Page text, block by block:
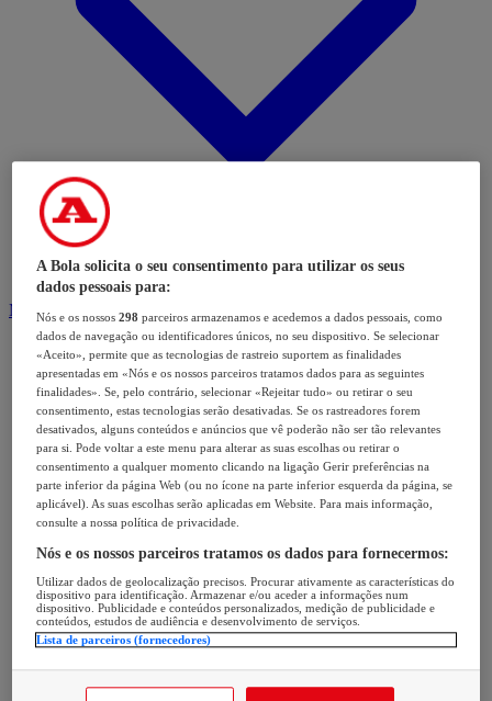
Modalidades
A Bola solicita o seu consentimento para utilizar os seus
dados pessoais para:
Nós e os nossos298 parceiros armazenamos e acedemos a dados pessoais, como
dados de navegação ou identificadores únicos, no seu dispositivo. Se selecionar
«Aceito», permite que as tecnologias de rastreio suportem as finalidades
apresentadas em «Nós e os nossos parceiros tratamos dados para as seguintes
finalidades». Se, pelo contrário, selecionar «Rejeitar tudo» ou retirar o seu
consentimento, estas tecnologias serão desativadas. Se os rastreadores forem
desativados, alguns conteúdos e anúncios que vê poderão não ser tão relevantes
para si. Pode voltar a este menu para alterar as suas escolhas ou retirar o
consentimento a qualquer momento clicando na ligação Gerir preferências na
parte inferior da página Web (ou no ícone na parte inferior esquerda da página, se
aplicável). As suas escolhas serão aplicadas em Website. Para mais informação,
consulte a nossa política de privacidade.
Nós e os nossos parceiros tratamos os dados para fornecermos:
Utilizar dados de geolocalização precisos. Procurar ativamente as características do
dispositivo para identificação. Armazenar e/ou aceder a informações num
dispositivo. Publicidade e conteúdos personalizados, medição de publicidade e
conteúdos, estudos de audiência e desenvolvimento de serviços.
Lista de parceiros (fornecedores)